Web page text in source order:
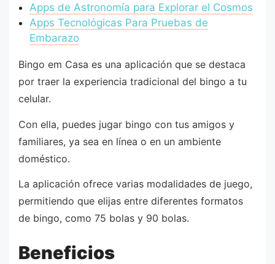
Apps de Astronomía para Explorar el Cosmos
Apps Tecnológicas Para Pruebas de
Embarazo
Bingo em Casa es una aplicación que se destaca
por traer la experiencia tradicional del bingo a tu
celular.
Con ella, puedes jugar bingo con tus amigos y
familiares, ya sea en línea o en un ambiente
doméstico.
La aplicación ofrece varias modalidades de juego,
permitiendo que elijas entre diferentes formatos
de bingo, como 75 bolas y 90 bolas.
Beneficios